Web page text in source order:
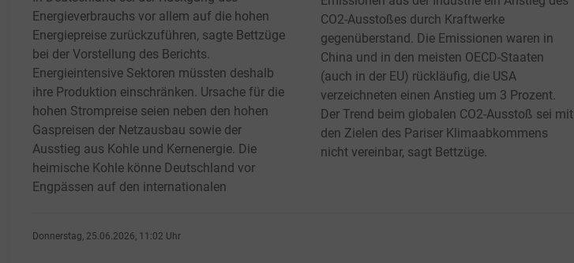
Energieverbrauchs vor allem auf die hohen
Energiepreise zurückzuführen, sagte Bettzüge
bei der Vorstellung des Berichts.
Energieintensive Sektoren müssten deshalb
ihre Produktion einschränken. Ursache für die
hohen Strompreise seien neben den hohen
Gaspreisen der Netzausbau sowie der
Ausstieg aus Kohle und Kernenergie. Die
heimische Kohle könne Deutschland vor
Engpässen auf den internationalen
CO2-Ausstoßes durch Kraftwerke
gegenüberstand. Die Emissionen waren in
China und in den meisten OECD-Staaten
(auch in der EU) rückläufig, die USA
verzeichneten einen Anstieg um 3 Prozent.
Der Trend beim globalen CO2-Ausstoß sei mit
den Zielen des Pariser Klimaabkommens
nicht vereinbar, sagt Bettzüge.
Donnerstag, 25.06.2026, 11:02 Uhr